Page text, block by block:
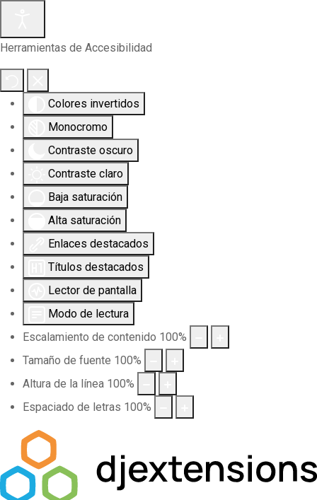
Herramientas de Accesibilidad
Colores invertidos
Monocromo
Contraste oscuro
Contraste claro
Baja saturación
Alta saturación
Enlaces destacados
Títulos destacados
Lector de pantalla
Modo de lectura
Escalamiento de contenido 100%
Tamaño de fuente 100%
Altura de la línea 100%
Espaciado de letras 100%